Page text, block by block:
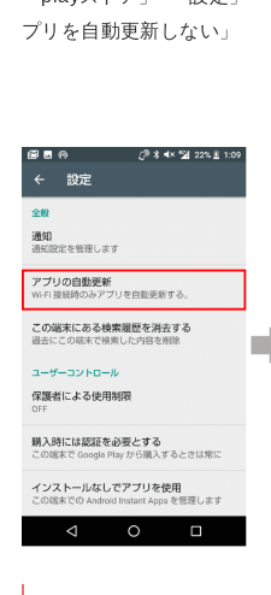
プリを自動更新しない」